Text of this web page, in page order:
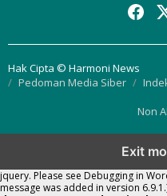
Hak Cipta © Harmoni News
Pedoman Media Siber
Non
Exit
: Function WP_Scripts::add
jquery. Please see Debugging in
message was added in version